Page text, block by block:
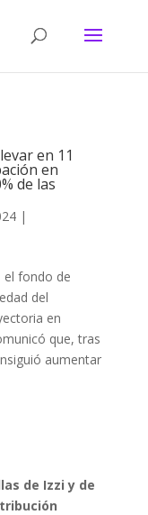
en 11
en
de las
|
el fondo de
del
en
que, tras
aumentar
de Izzi y de